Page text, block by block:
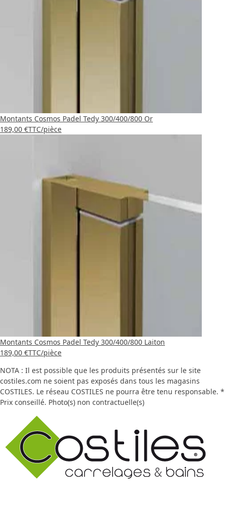
Montants Cosmos Padel Tedy 300/400/800 Or
189,00 €TTC/pièce
Montants Cosmos Padel Tedy 300/400/800 Laiton
189,00 €TTC/pièce
NOTA : Il est possible que les produits présentés sur le site
costiles.com ne soient pas exposés dans tous les magasins
COSTILES. Le réseau COSTILES ne pourra être tenu responsable. *
Prix conseillé. Photo(s) non contractuelle(s)